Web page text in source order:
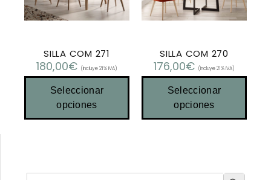
SILLA COM 271
180,00€ (Incluye 21% IVA)
Seleccionar
opciones
SILLA COM 270
176,00€ (Incluye 21% IVA)
Seleccionar
opciones
Buscar: Botón de búsqueda